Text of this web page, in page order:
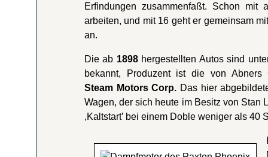
Erfindungen zusammenfaßt. Schon
arbeiten, und mit 16 geht er gemeinsam
an.
Die ab 1898 hergestellten Autos sind
bekannt, Produzent ist die von
Steam Motors Corp. Das hier
Wagen, der sich heute im Besitz von Stan
,Kaltstart’ bei einem Doble weniger als 40